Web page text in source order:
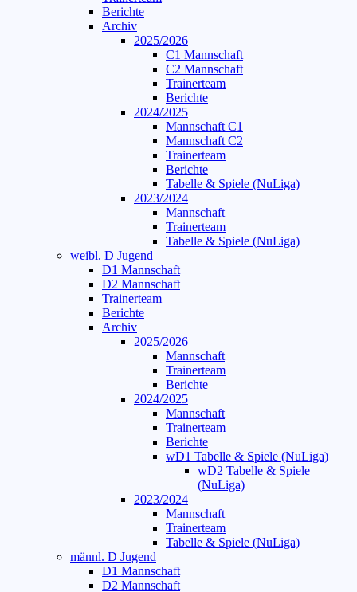
Berichte
Archiv
2025/2026
C1 Mannschaft
C2 Mannschaft
Trainerteam
Berichte
2024/2025
Mannschaft C1
Mannschaft C2
Trainerteam
Berichte
Tabelle & Spiele (NuLiga)
2023/2024
Mannschaft
Trainerteam
Tabelle & Spiele (NuLiga)
weibl. D Jugend
D1 Mannschaft
D2 Mannschaft
Trainerteam
Berichte
Archiv
2025/2026
Mannschaft
Trainerteam
Berichte
2024/2025
Mannschaft
Trainerteam
Berichte
wD1 Tabelle & Spiele (NuLiga)
wD2 Tabelle & Spiele
(NuLiga)
2023/2024
Mannschaft
Trainerteam
Tabelle & Spiele (NuLiga)
männl. D Jugend
D1 Mannschaft
D2 Mannschaft